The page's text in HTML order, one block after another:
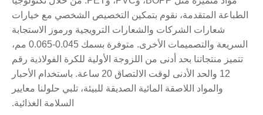
الطباعة المتقدمة، نقوم بتمكين التخصيص الشخصي مع خيارات
شعارات الشركات والشعارات الترويجية ورموز الاستجابة
السريعة والتصميمات الأخرى. متوفرة بسمك 0.045-0.065 مم،
تتميز منتجاتنا بحد أدنى من اللزوجة الأولية للكرة الفولاذية رقم
12 والحد الأدنى لوقت الالتصاق 20 ساعة. باستخدام الأحبار
والمواد اللاصقة المائية الصديقة للبيئة، تلبي حلولنا معايير
السلامة الغذائية.